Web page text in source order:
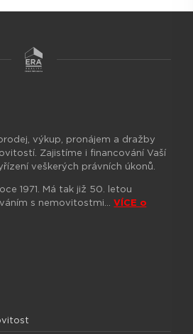
výkup, pronájem a dražby
Zajistíme i financování Vaší
veškerých právních úkonů.
1971. Má tak již 50. letou
s nemovitostmi…VÍCE o